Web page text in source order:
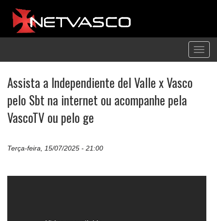
Assista a Independiente del Valle x Vasco
pelo Sbt na internet ou acompanhe pela
VascoTV ou pelo ge
Terça-feira, 15/07/2025 - 21:00